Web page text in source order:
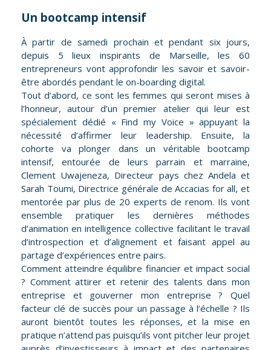
Un bootcamp intensif
À partir de samedi prochain et pendant six jours,
depuis 5 lieux inspirants de Marseille, les 60
entrepreneurs vont approfondir les savoir et savoir-
être abordés pendant le on-boarding digital.
Tout d’abord, ce sont les femmes qui seront mises à
l’honneur, autour d’un premier atelier qui leur est
spécialement dédié « Find my Voice » appuyant la
nécessité d’affirmer leur leadership. Ensuite, la
cohorte va plonger dans un véritable bootcamp
intensif, entourée de leurs parrain et marraine,
Clement Uwajeneza, Directeur pays chez Andela et
Sarah Toumi, Directrice générale de Accacias for all, et
mentorée par plus de 20 experts de renom. Ils vont
ensemble pratiquer les dernières méthodes
d’animation en intelligence collective facilitant le travail
d’introspection et d’alignement et faisant appel au
partage d’expériences entre pairs.
Comment atteindre équilibre financier et impact social
? Comment attirer et retenir des talents dans mon
entreprise et gouverner mon entreprise ? Quel
facteur clé de succès pour un passage à l’échelle ? Ils
auront bientôt toutes les réponses, et la mise en
pratique n’attend pas puisqu’ils vont pitcher leur projet